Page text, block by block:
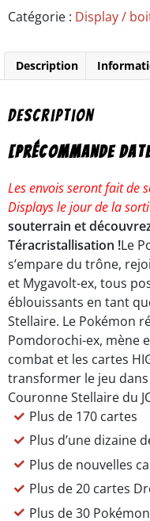
Catégorie : Display /
Description
Description
[Précommande
Les envois seront fait de
Displays le jour de la
souterrain et
Téracristallisation !Le
s’empare du trône,
et Mygavolt-ex, tous
éblouissants en tant
Stellaire. Le Pokémon
Pomdorochi-ex, mène
combat et les cartes
transformer le jeu dans
Couronne Stellaire du
Plus de 170 cartes
Plus d’une dizaine
Plus de nouvelles
Plus de 20 cartes
Plus de 30